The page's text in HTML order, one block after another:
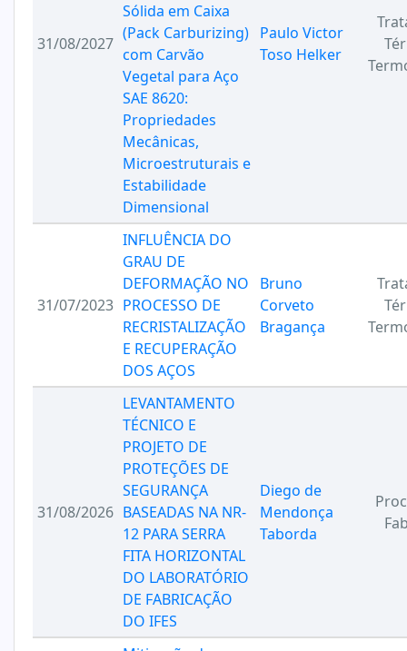
31/08/2027
Sólida em Caixa
(Pack Carburizing)
com Carvão
Vegetal para Aço
SAE 8620:
Propriedades
Mecânicas,
Microestruturais e
Estabilidade
Dimensional
Paulo Victor
Toso Helker
31/07/2023
INFLUÊNCIA DO
GRAU DE
DEFORMAÇÃO NO
PROCESSO DE
RECRISTALIZAÇÃO
E RECUPERAÇÃO
DOS AÇOS
Bruno
Corveto
Bragança
31/08/2026
LEVANTAMENTO
TÉCNICO E
PROJETO DE
PROTEÇÕES DE
SEGURANÇA
BASEADAS NA NR-
12 PARA SERRA
FITA HORIZONTAL
DO LABORATÓRIO
DE FABRICAÇÃO
DO IFES
Diego de
Mendonça
Taborda